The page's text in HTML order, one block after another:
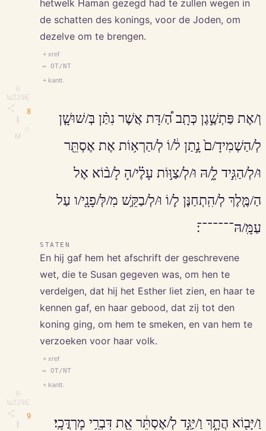
⎘
\u229E
M
hetwelk Haman gezegd had te zullen wegen in
de schatten des konings, voor de Joden, om
dezelve om te brengen.
+ xref
↔ OT/NT
+ kantt.
8
⎘
\u229E
וְ/אֶת פַּתְשֶׁ֣גֶן כְּתָֽב הַ֠/דָּת אֲשֶׁר נִתַּ֨ן בְּ/שׁוּשָׁ֤ן
לְ/הַשְׁמִידָ/ם֙ נָ֣תַן ל֔/וֹ לְ/הַרְא֥וֹת אֶת אֶסְתֵּ֖ר
וּ/לְ/הַגִּ֣יד לָ֑/הּ וּ/לְ/צַוּ֣וֹת עָלֶ֗י/הָ לָ/ב֨וֹא אֶל
הַ/מֶּ֧לֶךְ לְ/הִֽתְחַנֶּן ל֛/וֹ וּ/לְ/בַקֵּ֥שׁ מִ/לְּ/פָנָ֖י/ו עַל
עַמָּֽ/הּ־־־־־־־׃
STATEN
En hij gaf hem het afschrift der geschrevene
wet, die te Susan gegeven was, om hen te
verdelgen, dat hij het Esther liet zien, en haar te
kennen gaf, en haar gebood, dat zij tot den
koning ging, om hem te smeken, en van hem te
verzoeken voor haar volk.
+ xref
↔ OT/NT
+ kantt.
9 וַ/יָּב֖וֹא הֲתָ֑ךְ וַ/יַּגֵּ֣ד לְ/אֶסְתֵּ֔ר אֵ֖ת דִּבְרֵ֥י מָרְדֳּכָֽי׃